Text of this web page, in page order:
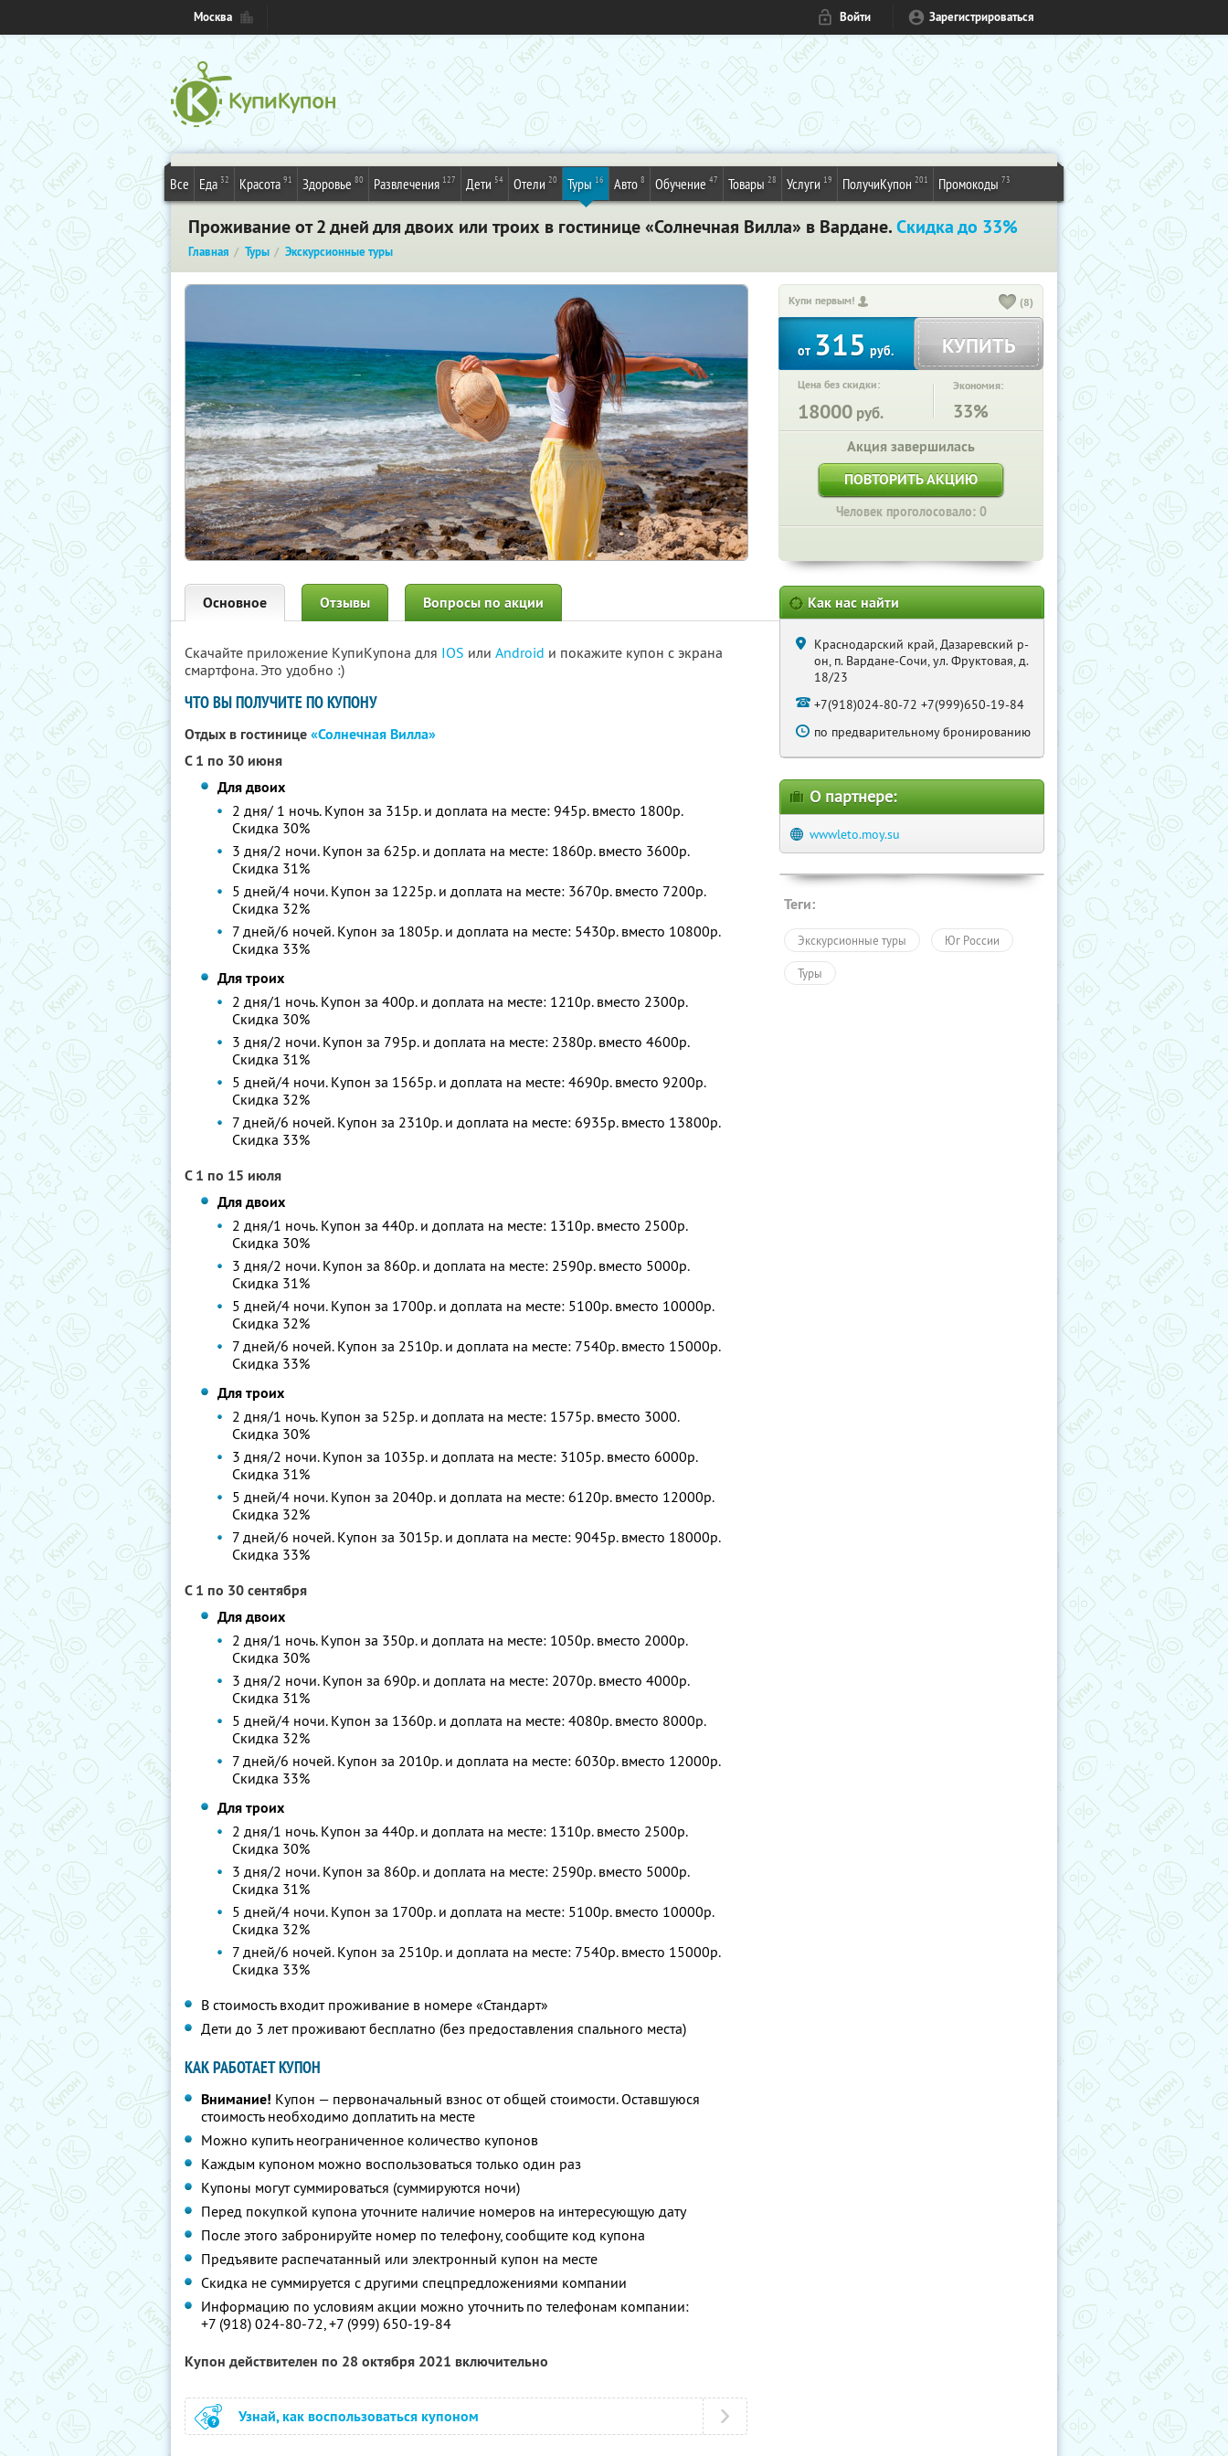
Москва Войти Зарегистрироваться
Все Еда 32 Красота 91 Здоровье 80 Развлечения 127 Дети 54 Отели 20 Туры 16 Авто 8 Обучение 47 Товары 28 Услуги 19 ПолучиКупон 201 Промокоды 73
Проживание от 2 дней для двоих или троих в гостинице «Солнечная Вилла» в Вардане.Скидка до 33%
Главная Туры Экскурсионные туры
Купи первым! (8)
от315руб. КУПИТЬ
Цена без скидки:
18000 руб.
Экономия:
33%
Акция завершилась
ПОВТОРИТЬ АКЦИЮ
Человек проголосовало: 0
Основное Отзывы Вопросы по акции
Скачайте приложение КупиКупона для IOS или Android и покажите купон с экрана
смартфона. Это удобно :)
ЧТО ВЫ ПОЛУЧИТЕ ПО КУПОНУ
Отдых в гостинице«Солнечная Вилла»
С 1 по 30 июня
Для двоих
2 дня/ 1 ночь. Купон за 315р. и доплата на месте: 945р. вместо 1800р.
Скидка 30%
3 дня/2 ночи. Купон за 625р. и доплата на месте: 1860р. вместо 3600р.
Скидка 31%
5 дней/4 ночи. Купон за 1225р. и доплата на месте: 3670р. вместо 7200р.
Скидка 32%
7 дней/6 ночей. Купон за 1805р. и доплата на месте: 5430р. вместо 10800р.
Скидка 33%
Для троих
2 дня/1 ночь. Купон за 400р. и доплата на месте: 1210р. вместо 2300р.
Скидка 30%
3 дня/2 ночи. Купон за 795р. и доплата на месте: 2380р. вместо 4600р.
Скидка 31%
5 дней/4 ночи. Купон за 1565р. и доплата на месте: 4690р. вместо 9200р.
Скидка 32%
7 дней/6 ночей. Купон за 2310р. и доплата на месте: 6935р. вместо 13800р.
Скидка 33%
С 1 по 15 июля
Для двоих
2 дня/1 ночь. Купон за 440р. и доплата на месте: 1310р. вместо 2500р.
Скидка 30%
3 дня/2 ночи. Купон за 860р. и доплата на месте: 2590р. вместо 5000р.
Скидка 31%
5 дней/4 ночи. Купон за 1700р. и доплата на месте: 5100р. вместо 10000р.
Скидка 32%
7 дней/6 ночей. Купон за 2510р. и доплата на месте: 7540р. вместо 15000р.
Скидка 33%
Для троих
2 дня/1 ночь. Купон за 525р. и доплата на месте: 1575р. вместо 3000.
Скидка 30%
3 дня/2 ночи. Купон за 1035р. и доплата на месте: 3105р. вместо 6000р.
Скидка 31%
5 дней/4 ночи. Купон за 2040р. и доплата на месте: 6120р. вместо 12000р.
Скидка 32%
7 дней/6 ночей. Купон за 3015р. и доплата на месте: 9045р. вместо 18000р.
Скидка 33%
С 1 по 30 сентября
Для двоих
2 дня/1 ночь. Купон за 350р. и доплата на месте: 1050р. вместо 2000р.
Скидка 30%
3 дня/2 ночи. Купон за 690р. и доплата на месте: 2070р. вместо 4000р.
Скидка 31%
5 дней/4 ночи. Купон за 1360р. и доплата на месте: 4080р. вместо 8000р.
Скидка 32%
7 дней/6 ночей. Купон за 2010р. и доплата на месте: 6030р. вместо 12000р.
Скидка 33%
Для троих
2 дня/1 ночь. Купон за 440р. и доплата на месте: 1310р. вместо 2500р.
Скидка 30%
3 дня/2 ночи. Купон за 860р. и доплата на месте: 2590р. вместо 5000р.
Скидка 31%
5 дней/4 ночи. Купон за 1700р. и доплата на месте: 5100р. вместо 10000р.
Скидка 32%
7 дней/6 ночей. Купон за 2510р. и доплата на месте: 7540р. вместо 15000р.
Скидка 33%
В стоимость входит проживание в номере «Стандарт»
Дети до 3 лет проживают бесплатно (без предоставления спального места)
КАК РАБОТАЕТ КУПОН
Внимание! Купон — первоначальный взнос от общей стоимости. Оставшуюся
стоимость необходимо доплатить на месте
Можно купить неограниченное количество купонов
Каждым купоном можно воспользоваться только один раз
Купоны могут суммироваться (суммируются ночи)
Перед покупкой купона уточните наличие номеров на интересующую дату
После этого забронируйте номер по телефону, сообщите код купона
Предъявите распечатанный или электронный купон на месте
Скидка не суммируется с другими спецпредложениями компании
Информацию по условиям акции можно уточнить по телефонам компании:
+7 (918) 024-80-72,+7 (999) 650-19-84
Купон действителен по 28 октября 2021 включительно
Узнай, как воспользоваться купоном
Как нас найти
Краснодарский край, Дазаревский р-
он, п. Вардане-Сочи, ул. Фруктовая, д.
18/23
+7(918)024-80-72 +7(999)650-19-84
по предварительному бронированию
О партнере:
wwwleto.moy.su
Теги:
Экскурсионные туры Юг России
Туры